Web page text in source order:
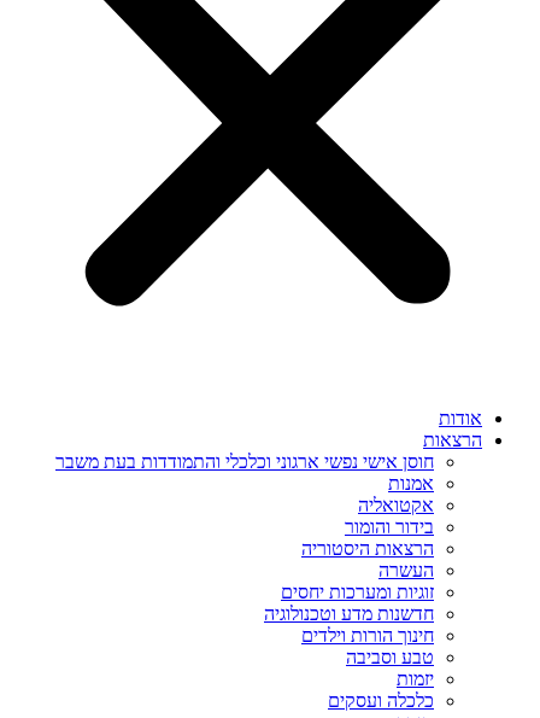
אודות
הרצאות
חוסן אישי נפשי ארגוני וכלכלי והתמודדות בעת משבר
אמנות
אקטואליה
בידור והומור
הרצאות היסטוריה
העשרה
זוגיות ומערכות יחסים
חדשנות מדע וטכנולוגיה
חינוך הורות וילדים
טבע וסביבה
יזמות
כלכלה ועסקים